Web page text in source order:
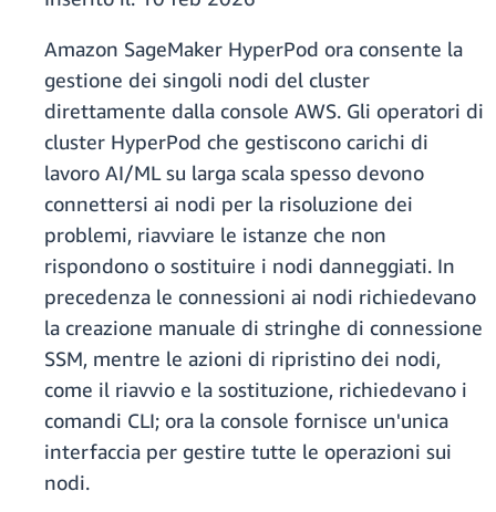
Amazon SageMaker HyperPod ora consente la
gestione dei singoli nodi del cluster
direttamente dalla console AWS. Gli operatori di
cluster HyperPod che gestiscono carichi di
lavoro AI/ML su larga scala spesso devono
connettersi ai nodi per la risoluzione dei
problemi, riavviare le istanze che non
rispondono o sostituire i nodi danneggiati. In
precedenza le connessioni ai nodi richiedevano
la creazione manuale di stringhe di connessione
SSM, mentre le azioni di ripristino dei nodi,
come il riavvio e la sostituzione, richiedevano i
comandi CLI; ora la console fornisce un'unica
interfaccia per gestire tutte le operazioni sui
nodi.